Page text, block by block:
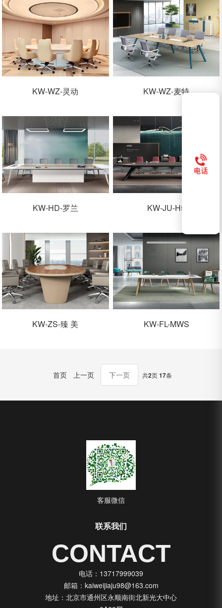
KW-WZ-灵动 KW-WZ-麦特
KW-HD-罗兰 KW-JU-H5
KW-ZS-臻 美 KW-FL-MWS
首页 上一页 下一页 共2页17条
客服微信
联系我们
CONTACT
电话：13717999039
邮箱：kaiweijiaju98@163.com
地址：北京市通州区永顺南街北新光大中心